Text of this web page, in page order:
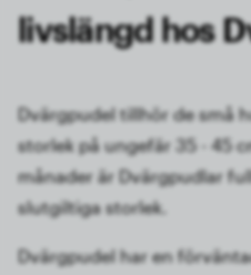
livslängd hos
Dvärgpudel tillhör de små
storlek på ungefär 35 - 45
månader är Dvärgpudlar
slutgiltiga storlek.
Dvärgpudel har en